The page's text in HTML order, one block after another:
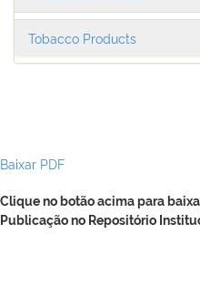
Tobacco Products
Baixar PDF
Clique no botão acima para
Publicação no Repositório